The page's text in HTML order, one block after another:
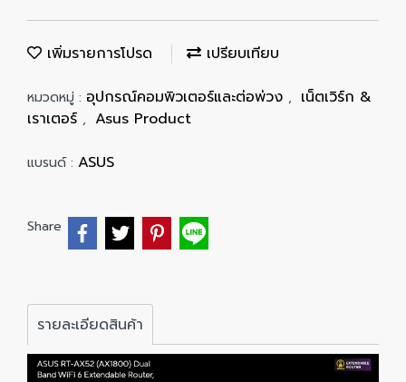
เพิ่มรายการโปรด เปรียบเทียบ
หมวดหมู่ : อุปกรณ์คอมพิวเตอร์และต่อพ่วง , เน็ตเวิร์ก &
เราเตอร์ , Asus Product
แบรนด์ : ASUS
Share
รายละเอียดสินค้า